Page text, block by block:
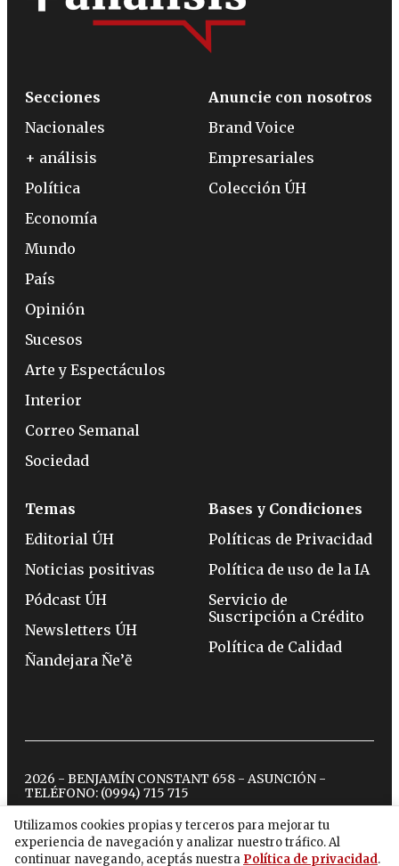
Utilizamos cookies propias y terceros para mejorar tu
experiencia de navegación y analizar nuestro tráfico. Al
continuar navegando, aceptás nuestra Política de privacidad.
Secciones
Nacionales
+ análisis
Política
Economía
Mundo
País
Opinión
Sucesos
Arte y Espectáculos
Interior
Correo Semanal
Sociedad
Anuncie con nosotros
Brand Voice
Empresariales
Colección ÚH
Temas
Editorial ÚH
Noticias positivas
Pódcast ÚH
Newsletters ÚH
Ñandejara Ñe’ẽ
Bases y Condiciones
Políticas de Privacidad
Política de uso de la IA
Servicio de
Suscripción a Crédito
Política de Calidad
2026 - BENJAMÍN CONSTANT 658 - ASUNCIÓN -
TELÉFONO: (0994) 715 715
twitterinstagram
facebook
tiktokyoutubespotify